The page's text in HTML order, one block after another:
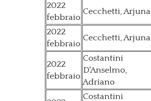
2022
febbraio
Cecchetti, Arjuna
2022
febbraio
Cecchetti, Arjuna
2022
febbraio
Costantini
D'Anselmo,
Adriano
Costantini